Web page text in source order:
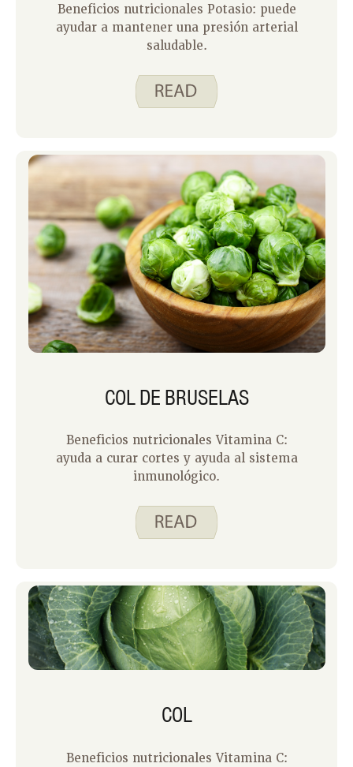
Beneficios nutricionales Potasio: puede
ayudar a mantener una presión arterial
saludable.
COL DE BRUSELAS
Beneficios nutricionales Vitamina C:
ayuda a curar cortes y ayuda al sistema
inmunológico.
COL
Beneficios nutricionales Vitamina C: